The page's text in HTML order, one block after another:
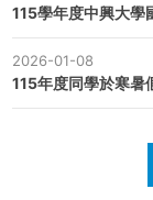
115學年度中興大學
2026-01-08
115年度同學於寒暑